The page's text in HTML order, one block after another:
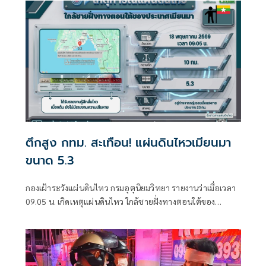
ตึกสูง กทม. สะเทือน! แผ่นดินไหวเมียนมา
ขนาด 5.3
กองเฝ้าระวังแผ่นดินไหว กรมอุตุนิยมวิทยา รายงานว่าเมื่อเวลา
09.05 น. เกิดเหตุแผ่นดินไหว ใกล้ชายฝั่งทางตอนใต้ของ
ห่างจากกลุ่มรอยเลื่อนสะกาย